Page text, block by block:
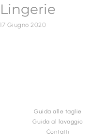
Lingerie
17 Giugno 2020
Guida alle taglie
Guida al lavaggio
Contatti